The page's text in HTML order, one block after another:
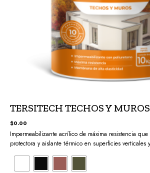
TERSITECH TECHOS Y
$0.00
Impermeabilizante acrílico de máxima resistencia
protectora y aislante térmico en superficies verticales